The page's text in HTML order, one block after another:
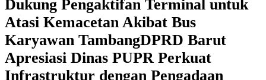
Dukung Pengaktifan Terminal untuk
Atasi Kemacetan Akibat Bus
Karyawan TambangDPRD Barut
Apresiasi Dinas PUPR Perkuat
Infrastruktur dengan Pengadaan